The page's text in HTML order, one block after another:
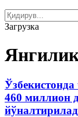
Загрузка
460 миллион